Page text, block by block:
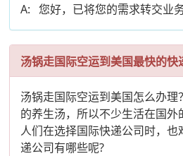
A: 您好，已将您的需求转交业
汤锅走国际空运到美国最快的快
汤锅走国际空运到美国怎么办
的养生汤，所以不少生活在国
人们在选择国际快递公司时，
递公司有哪些呢?